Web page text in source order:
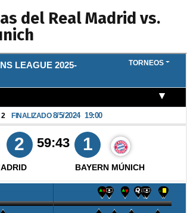
del Real Madrid vs.